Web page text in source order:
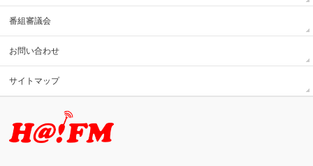
番組審議会
お問い合わせ
サイトマップ